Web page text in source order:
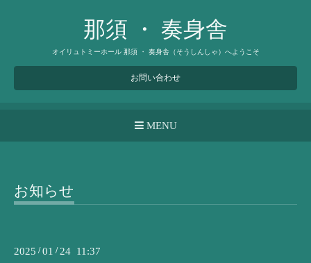
那須 ・ 奏身舎
オイリュトミーホール 那須 ・ 奏身舎（そうしんしゃ）へようこそ
お問い合わせ
MENU
お知らせ
2025 /01 / 24 11:37